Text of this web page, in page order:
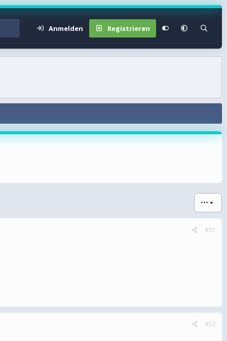
Anmelden Registrieren
•••
#51
#52